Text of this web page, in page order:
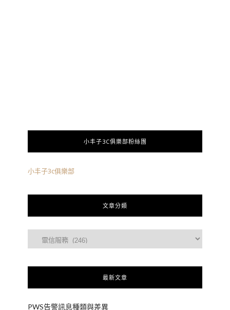
小丰子3C俱樂部粉絲團
小丰子3c俱樂部
文章分類
最新文章
PWS告警訊息種類與差異